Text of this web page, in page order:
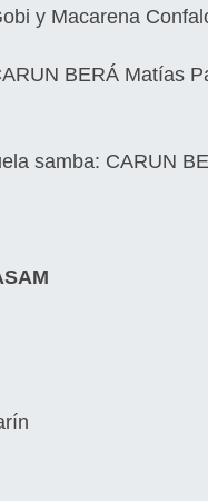
y Macarena
BERÁ Matías
samba: CARUN